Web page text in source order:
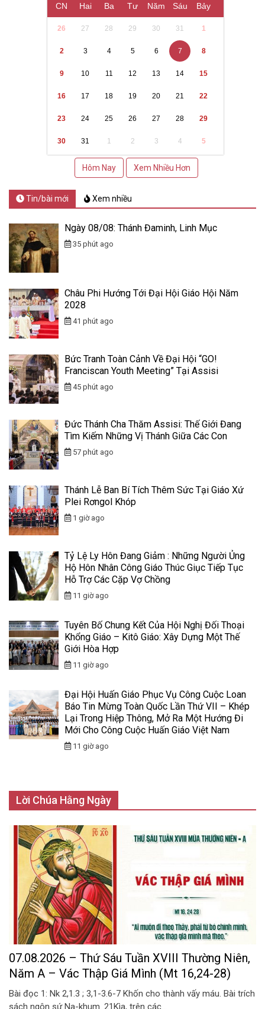
CN Hai Ba Tư Năm Sáu Bảy
26 27 28 29 30 31 1
2 3 4 5 6 7 8
9 10 11 12 13 14 15
16 17 18 19 20 21 22
23 24 25 26 27 28 29
30 31 1 2 3 4 5
Hôm Nay Xem Nhiều Hơn
Tin/bài mới Xem nhiều
Ngày 08/08: Thánh Đaminh, Linh Mục
35 phút ago
Châu Phi Hướng Tới Đại Hội Giáo Hội Năm
2028
41 phút ago
Bức Tranh Toàn Cảnh Về Đại Hội “GO!
Franciscan Youth Meeting” Tại Assisi
45 phút ago
Đức Thánh Cha Thăm Assisi: Thế Giới Đang
Tìm Kiếm Những Vị Thánh Giữa Các Con
57 phút ago
Thánh Lễ Ban Bí Tích Thêm Sức Tại Giáo Xứ
Plei Rơngol Khóp
1 giờ ago
Tỷ Lệ Ly Hôn Đang Giảm : Những Người Ủng
Hộ Hôn Nhân Công Giáo Thúc Giục Tiếp Tục
Hỗ Trợ Các Cặp Vợ Chồng
11 giờ ago
Tuyên Bố Chung Kết Của Hội Nghị Đối Thoại
Khổng Giáo – Kitô Giáo: Xây Dựng Một Thế
Giới Hòa Hợp
11 giờ ago
Đại Hội Huấn Giáo Phục Vụ Công Cuộc Loan
Báo Tin Mừng Toàn Quốc Lần Thứ VII – Khép
Lại Trong Hiệp Thông, Mở Ra Một Hướng Đi
Mới Cho Công Cuộc Huấn Giáo Việt Nam
11 giờ ago
Lời Chúa Hằng Ngày
07.08.2026 – Thứ Sáu Tuần XVIII Thường Niên,
Năm A – Vác Thập Giá Mình (Mt 16,24-28)
Bài đọc 1: Nk 2,1.3 ; 3,1-3.6-7 Khốn cho thành vấy máu. Bài trích
sách ngôn sứ Na-khum. 21Kìa, trên các...